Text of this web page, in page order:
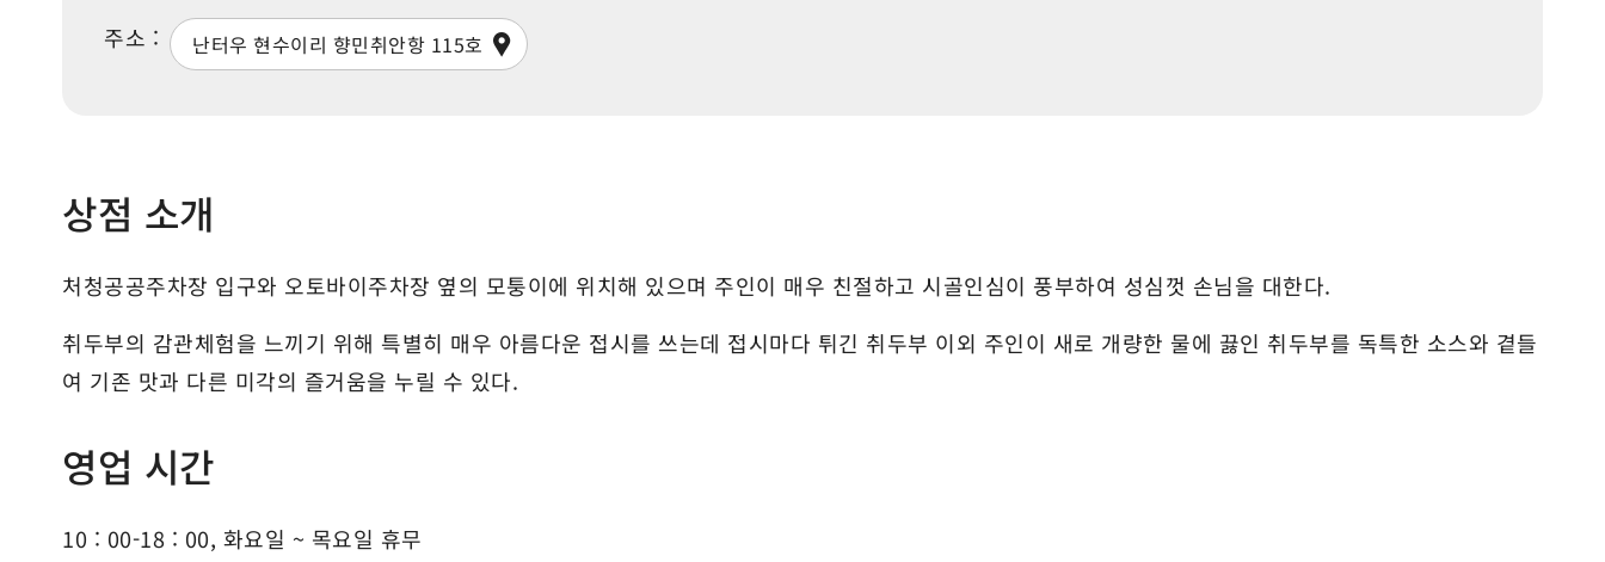
주소 : 난터우 현수이리 향민취안항 115호
상점 소개
처청공공주차장 입구와 오토바이주차장 옆의 모퉁이에 위치해 있으며 주인이 매우 친절하고 시골인심이 풍부하여 성심껏 손님을 대한다.
취두부의 감관체험을 느끼기 위해 특별히 매우 아름다운 접시를 쓰는데 접시마다 튀긴 취두부 이외 주인이 새로 개량한 물에 끓인 취두부를 독특한 소스와 곁들
여 기존 맛과 다른 미각의 즐거움을 누릴 수 있다.
영업 시간
10 : 00-18 : 00, 화요일 ~ 목요일 휴무